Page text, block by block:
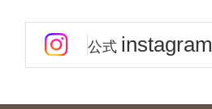
公式 instagram